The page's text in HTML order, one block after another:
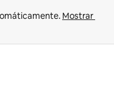
Mostrar